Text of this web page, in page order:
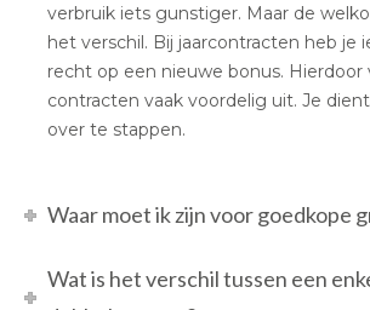
verbruik iets gunstiger. Maar de
het verschil. Bij jaarcontracten heb je
recht op een nieuwe bonus. Hierdoor
contracten vaak voordelig uit. Je
over te stappen.
Waar moet ik zijn voor goedkope
Wat is het verschil tussen een